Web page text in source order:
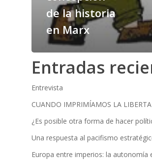
de la historia
en Marx
Entradas
Entrevista
CUANDO IMPRIMÍAMOS LA
¿Es posible otra forma de hacer
Una respuesta al pacifismo
Europa entre imperios: la autonomía